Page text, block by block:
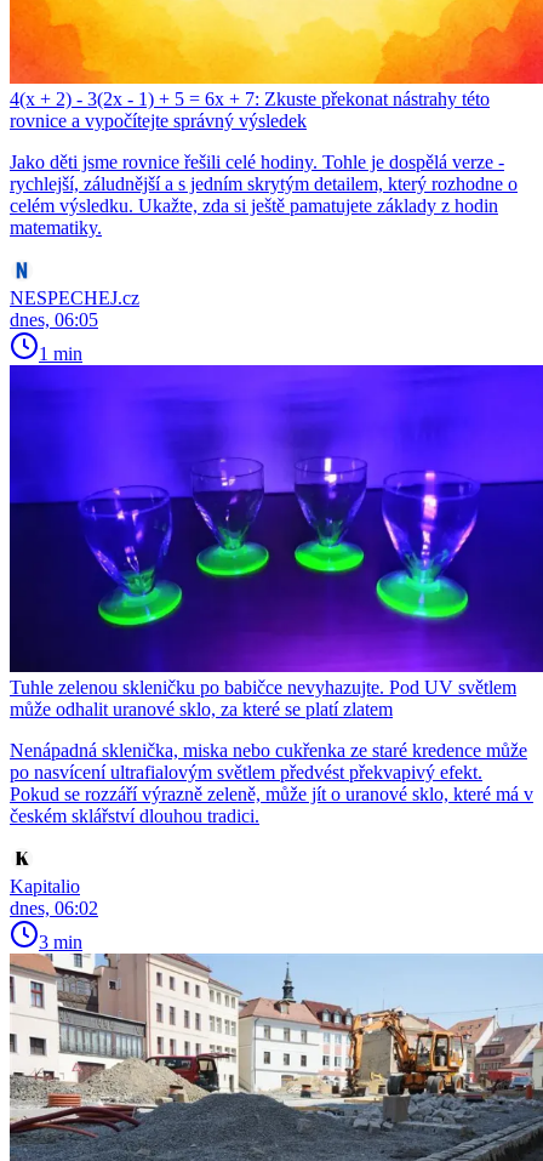
4(x + 2) - 3(2x - 1) + 5 = 6x + 7: Zkuste překonat nástrahy této
rovnice a vypočítejte správný výsledek
Jako děti jsme rovnice řešili celé hodiny. Tohle je dospělá verze -
rychlejší, záludnější a s jedním skrytým detailem, který rozhodne o
celém výsledku. Ukažte, zda si ještě pamatujete základy z hodin
matematiky.
NESPECHEJ.cz
dnes, 06:05
1 min
Tuhle zelenou skleničku po babičce nevyhazujte. Pod UV světlem
může odhalit uranové sklo, za které se platí zlatem
Nenápadná sklenička, miska nebo cukřenka ze staré kredence může
po nasvícení ultrafialovým světlem předvést překvapivý efekt.
Pokud se rozzáří výrazně zeleně, může jít o uranové sklo, které má v
českém sklářství dlouhou tradici.
Kapitalio
dnes, 06:02
3 min